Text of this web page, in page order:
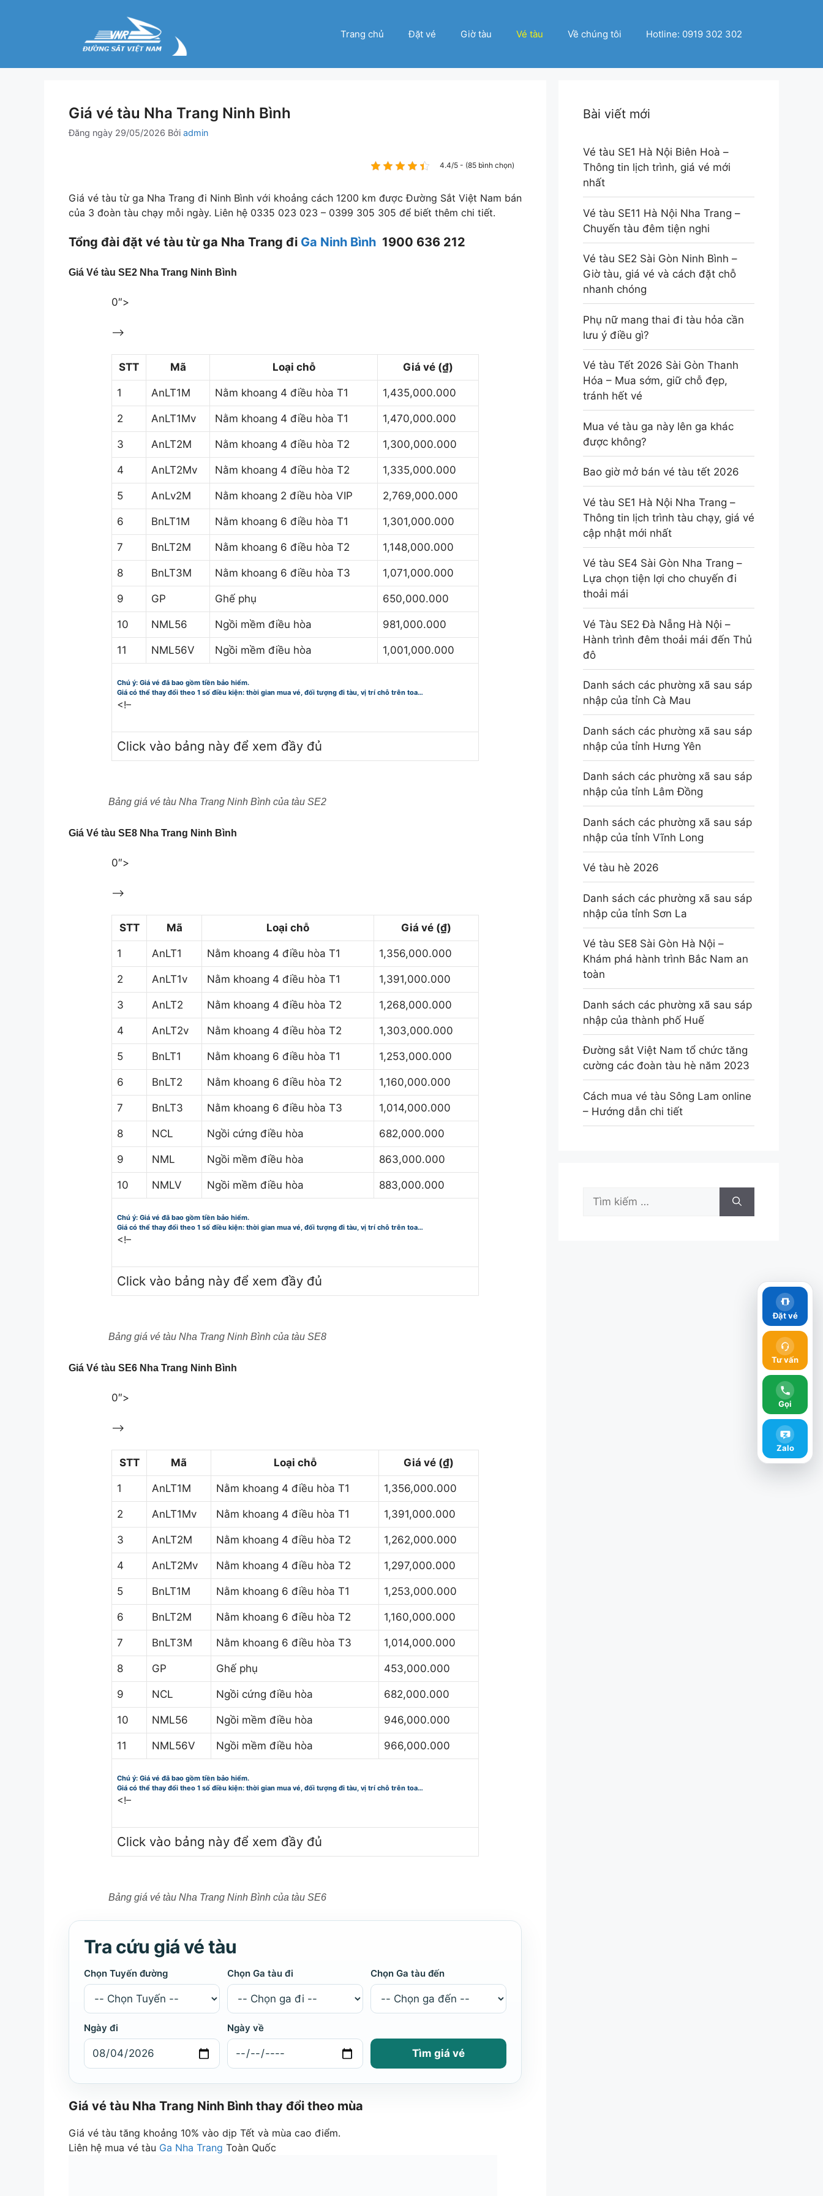
Trang chủ Đặt vé Giờ tàu Vé tàu Về chúng tôi Hotline: 0919 302 302
Giá vé tàu Nha Trang Ninh Bình
Đăng ngày 29/05/2026 Bởi admin
4.4/5 - (85 bình chọn)
Giá vé tàu từ ga Nha Trang đi Ninh Bình với khoảng cách 1200 km được Đường Sắt Việt Nam bán
của 3 đoàn tàu chạy mỗi ngày. Liên hệ 0335 023 023 – 0399 305 305 để biết thêm chi tiết.
Tổng đài đặt vé tàu từ ga Nha Trang đi Ga Ninh Bình 1900 636 212
Giá Vé tàu SE2 Nha Trang Ninh Bình
0″>
–>
STT Mã Loại chỗ Giá vé (₫)
1 AnLT1M Nằm khoang 4 điều hòa T1 1,435,000.000
2 AnLT1Mv Nằm khoang 4 điều hòa T1 1,470,000.000
3 AnLT2M Nằm khoang 4 điều hòa T2 1,300,000.000
4 AnLT2Mv Nằm khoang 4 điều hòa T2 1,335,000.000
5 AnLv2M Nằm khoang 2 điều hòa VIP 2,769,000.000
6 BnLT1M Nằm khoang 6 điều hòa T1 1,301,000.000
7 BnLT2M Nằm khoang 6 điều hòa T2 1,148,000.000
8 BnLT3M Nằm khoang 6 điều hòa T3 1,071,000.000
9 GP Ghế phụ 650,000.000
10 NML56 Ngồi mềm điều hòa 981,000.000
11 NML56V Ngồi mềm điều hòa 1,001,000.000
Chú ý: Giá vé đã bao gồm tiền bảo hiểm.
Giá có thể thay đổi theo 1 số điều kiện: thời gian mua vé, đối tượng đi tàu, vị trí chỗ trên toa…
<!–
Click vào bảng này để xem đầy đủ
Bảng giá vé tàu Nha Trang Ninh Bình của tàu SE2
Giá Vé tàu SE8 Nha Trang Ninh Bình
0″>
–>
STT Mã Loại chỗ Giá vé (₫)
1 AnLT1 Nằm khoang 4 điều hòa T1 1,356,000.000
2 AnLT1v Nằm khoang 4 điều hòa T1 1,391,000.000
3 AnLT2 Nằm khoang 4 điều hòa T2 1,268,000.000
4 AnLT2v Nằm khoang 4 điều hòa T2 1,303,000.000
5 BnLT1 Nằm khoang 6 điều hòa T1 1,253,000.000
6 BnLT2 Nằm khoang 6 điều hòa T2 1,160,000.000
7 BnLT3 Nằm khoang 6 điều hòa T3 1,014,000.000
8 NCL Ngồi cứng điều hòa 682,000.000
9 NML Ngồi mềm điều hòa 863,000.000
10 NMLV Ngồi mềm điều hòa 883,000.000
Chú ý: Giá vé đã bao gồm tiền bảo hiểm.
Giá có thể thay đổi theo 1 số điều kiện: thời gian mua vé, đối tượng đi tàu, vị trí chỗ trên toa…
<!–
Click vào bảng này để xem đầy đủ
Bảng giá vé tàu Nha Trang Ninh Bình của tàu SE8
Giá Vé tàu SE6 Nha Trang Ninh Bình
0″>
–>
STT Mã Loại chỗ Giá vé (₫)
1 AnLT1M Nằm khoang 4 điều hòa T1 1,356,000.000
2 AnLT1Mv Nằm khoang 4 điều hòa T1 1,391,000.000
3 AnLT2M Nằm khoang 4 điều hòa T2 1,262,000.000
4 AnLT2Mv Nằm khoang 4 điều hòa T2 1,297,000.000
5 BnLT1M Nằm khoang 6 điều hòa T1 1,253,000.000
6 BnLT2M Nằm khoang 6 điều hòa T2 1,160,000.000
7 BnLT3M Nằm khoang 6 điều hòa T3 1,014,000.000
8 GP Ghế phụ 453,000.000
9 NCL Ngồi cứng điều hòa 682,000.000
10 NML56 Ngồi mềm điều hòa 946,000.000
11 NML56V Ngồi mềm điều hòa 966,000.000
Chú ý: Giá vé đã bao gồm tiền bảo hiểm.
Giá có thể thay đổi theo 1 số điều kiện: thời gian mua vé, đối tượng đi tàu, vị trí chỗ trên toa…
<!–
Click vào bảng này để xem đầy đủ
Bảng giá vé tàu Nha Trang Ninh Bình của tàu SE6
Tra cứu giá vé tàu
Chọn Tuyến đường Chọn Ga tàu đi Chọn Ga tàu đến
Ngày đi Ngày về
Tìm giá vé
Giá vé tàu Nha Trang Ninh Bình thay đổi theo mùa
Giá vé tàu tăng khoảng 10% vào dịp Tết và mùa cao điểm.
Liên hệ mua vé tàu Ga Nha Trang Toàn Quốc
Bài viết mới
Vé tàu SE1 Hà Nội Biên Hoà –
Thông tin lịch trình, giá vé mới
nhất
Vé tàu SE11 Hà Nội Nha Trang –
Chuyến tàu đêm tiện nghi
Vé tàu SE2 Sài Gòn Ninh Bình –
Giờ tàu, giá vé và cách đặt chỗ
nhanh chóng
Phụ nữ mang thai đi tàu hỏa cần
lưu ý điều gì?
Vé tàu Tết 2026 Sài Gòn Thanh
Hóa – Mua sớm, giữ chỗ đẹp,
tránh hết vé
Mua vé tàu ga này lên ga khác
được không?
Bao giờ mở bán vé tàu tết 2026
Vé tàu SE1 Hà Nội Nha Trang –
Thông tin lịch trình tàu chạy, giá vé
cập nhật mới nhất
Vé tàu SE4 Sài Gòn Nha Trang –
Lựa chọn tiện lợi cho chuyến đi
thoải mái
Vé Tàu SE2 Đà Nẵng Hà Nội –
Hành trình đêm thoải mái đến Thủ
đô
Danh sách các phường xã sau sáp
nhập của tỉnh Cà Mau
Danh sách các phường xã sau sáp
nhập của tỉnh Hưng Yên
Danh sách các phường xã sau sáp
nhập của tỉnh Lâm Đồng
Danh sách các phường xã sau sáp
nhập của tỉnh Vĩnh Long
Vé tàu hè 2026
Danh sách các phường xã sau sáp
nhập của tỉnh Sơn La
Vé tàu SE8 Sài Gòn Hà Nội –
Khám phá hành trình Bắc Nam an
toàn
Danh sách các phường xã sau sáp
nhập của thành phố Huế
Đường sắt Việt Nam tổ chức tăng
cường các đoàn tàu hè năm 2023
Cách mua vé tàu Sông Lam online
– Hướng dẫn chi tiết
Tìm
kiếm
Đặt vé
Tư vấn
Gọi
Zalo